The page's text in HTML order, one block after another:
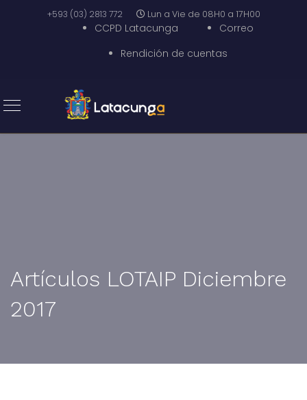
+593 (03) 2813 772 Lun a Vie de 08H0 a 17H00
CCPD Latacunga
Correo
Rendición de cuentas
Artículos LOTAIP Diciembre
2017